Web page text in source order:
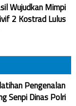
Wujudkan Mimpi
2 Kostrad Lulus
Pengenalan
Senpi Dinas Polri